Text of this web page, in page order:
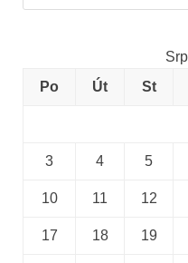
Po
Út St
3 4 5
10 11 12
17 18 19